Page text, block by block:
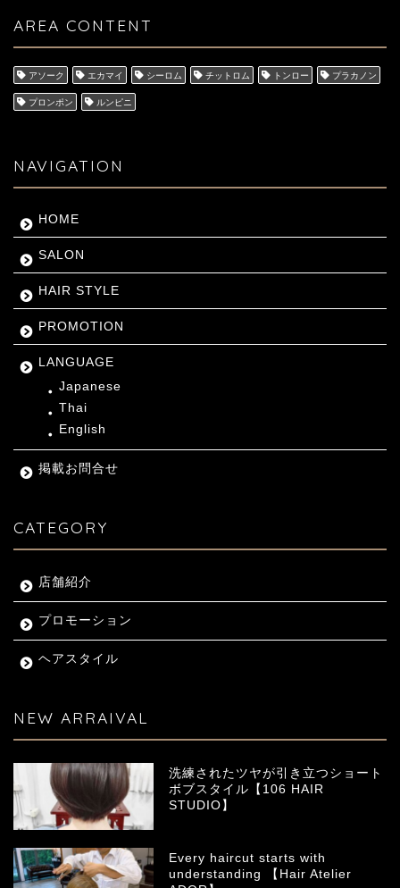
AREA CONTENT
アソーク エカマイ シーロム チットロム トンロー プラカノン
プロンポン ルンピニ
NAVIGATION
HOME
SALON
HAIR STYLE
PROMOTION
LANGUAGE
Japanese
Thai
English
掲載お問合せ
CATEGORY
店舗紹介
プロモーション
ヘアスタイル
NEW ARRAIVAL
洗練されたツヤが引き立つショート
ボブスタイル【106 HAIR
STUDIO】
Every haircut starts with
understanding 【Hair Atelier